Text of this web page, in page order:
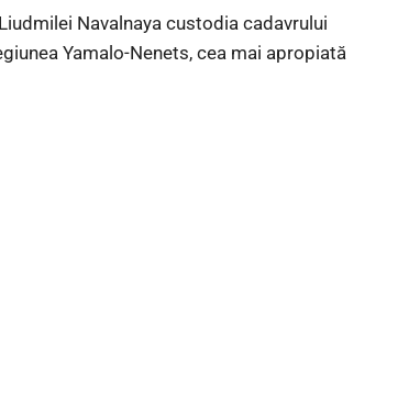
Navalnaya custodia cadavrului
Yamalo-Nenets, cea mai apropiată